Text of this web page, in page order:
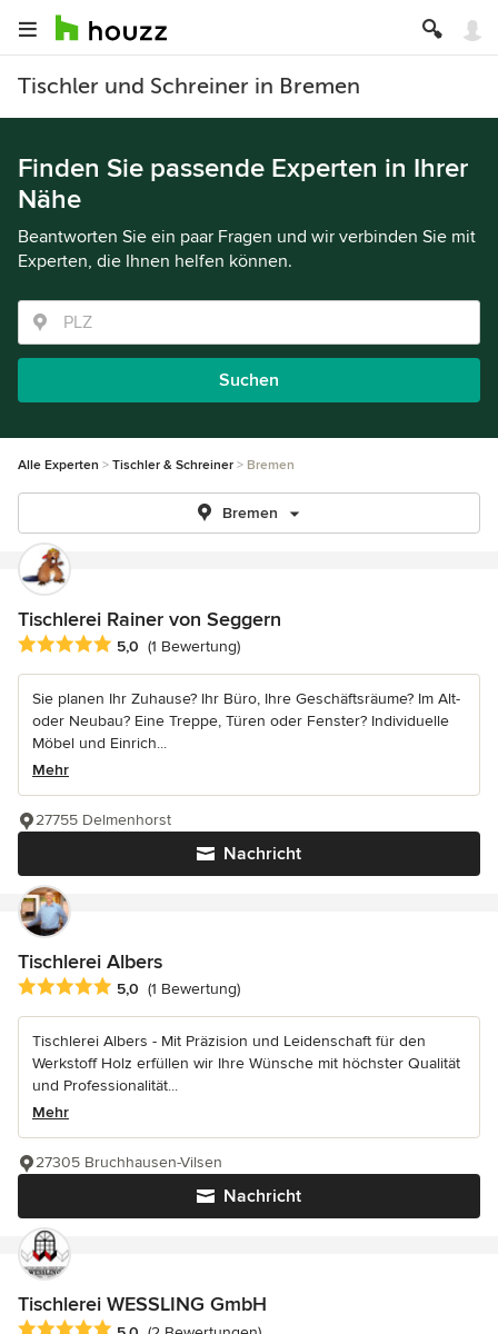
Tischler und Schreiner in Bremen
Finden Sie passende Experten in Ihrer
Nähe
Beantworten Sie ein paar Fragen und wir verbinden Sie mit
Experten, die Ihnen helfen können.
Suchen
Alle Experten Tischler & Schreiner Bremen
Bremen
Tischlerei Rainer von Seggern
Durchschnittliche Bewertung: 5 von 5 Sternen
5,0 (1 Bewertung)
Sie planen Ihr Zuhause? Ihr Büro, Ihre Geschäftsräume? Im Alt-
oder Neubau? Eine Treppe, Türen oder Fenster? Individuelle
Möbel und Einrich...
Mehr
Nachricht
27755 Delmenhorst
Tischlerei Albers
Durchschnittliche Bewertung: 5 von 5 Sternen
5,0 (1 Bewertung)
Tischlerei Albers - Mit Präzision und Leidenschaft für den
Werkstoff Holz erfüllen wir Ihre Wünsche mit höchster Qualität
und Professionalität...
Mehr
Nachricht
27305 Bruchhausen-Vilsen
Tischlerei WESSLING GmbH